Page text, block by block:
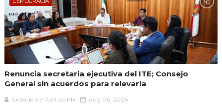
Renuncia secretaria ejecutiva del ITE; Consejo
General sin acuerdos para relevarla
Expediente Político.Mx Aug 06, 2026